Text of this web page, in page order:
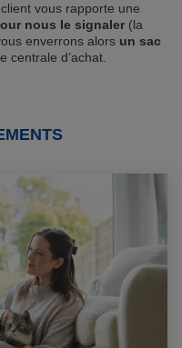
vous rapporte une
nous le signaler (la
enverrons alors un sac
centrale d’achat.